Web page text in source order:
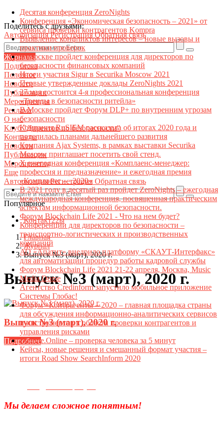
Поделитесь с друзьями:
АвторизацияРегистрацияОбратная связь
Журналы
Подписка
Полезное
Новости
Публикации
Мероприятия
Реклама
О нас
Клуб "Директор по безопасности"
Контакты
Новости
Публикации
Мероприятия
Еще
АвторизацияРегистрация Обратная связь
Популярное
Десятая конференция ZeroNights
Конференция «Экономическая безопасность – 2021» от
сервиса проверки контрагентов Kompra
Выявление конфликтов интересов – новые вызовы и
практики проверок
В Москве пройдет конференция для директоров по
безопасности финансовых компаний
Итоги участия Sigur в Securika Moscow 2021
Первые утвержденные доклады ZeroNights 2021
27 мая состоится 4-я профессиональная конференция
«Тренды в безопасности ритейла»
В Москве пройдет Форум DLP+ по внутренним угрозам
безопасности
Компания RuSIEM рассказала об итогах 2020 года и
поделилась планами дальнейшего развития
Компания Ajax Systems, в рамках выставки Securika
Moscow приглашает посетить свой стенд.
X ежегодная конференция «Комплаенс-менеджер:
профессия и предназначение» и ежегодная премия
«Комплаенс — 2020»
В 2021 году в десятый раз пройдет ZeroNights – ежегодная
международная конференция, посвященная практическим
аспектам информационной безопасности.
Форум Blockchain Life 2021 - Что на нем будет?
Конференции для директоров по безопасности –
транспортно-логистических и производственных
компаний
АО «Апатит» внедрило платформу «СКАУТ-Интерфакс»
для автоматизации процедур работы кадровой службы
Форум Blockchain Life 2021 21-22 апреля, Москва, Music
Media Dome
Агентство Credinform запустило мобильное приложение
Системы Глобас!
Форум «Контрагенты – 2020 – главная площадка страны
для обсуждения информационно-аналитических сервисов
и инструментов в области проверки контрагентов и
управления рисками
Datame.Online – проверка человека за 5 минут
Кейсы, новые решения и смешанный формат участия –
итоги Road Show SearchInform 2020
Контакт22ы
Главная
Журнал
Выпуск №3 (март), 2020 г.
Выпуск №3 (март), 2020 г.
Выпуск №3 (март), 2020 г.
Подробнее
Мы делаем сложное понятным!